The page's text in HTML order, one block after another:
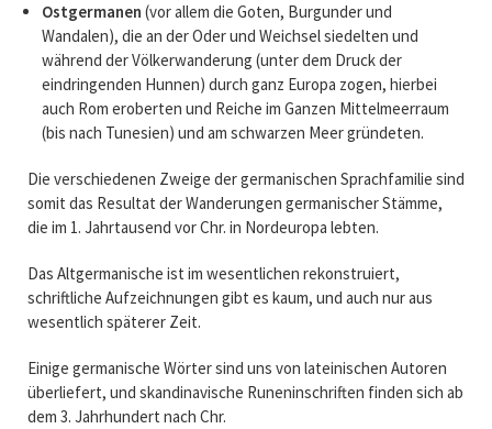
Ostgermanen (vor allem die Goten, Burgunder und
Wandalen), die an der Oder und Weichsel siedelten und
während der Völkerwanderung (unter dem Druck der
eindringenden Hunnen) durch ganz Europa zogen, hierbei
auch Rom eroberten und Reiche im Ganzen Mittelmeerraum
(bis nach Tunesien) und am schwarzen Meer gründeten.
Die verschiedenen Zweige der germanischen Sprachfamilie sind
somit das Resultat der Wanderungen germanischer Stämme,
die im 1. Jahrtausend vor Chr. in Nordeuropa lebten.
Das Altgermanische ist im wesentlichen rekonstruiert,
schriftliche Aufzeichnungen gibt es kaum, und auch nur aus
wesentlich späterer Zeit.
Einige germanische Wörter sind uns von lateinischen Autoren
überliefert, und skandinavische Runeninschriften finden sich ab
dem 3. Jahrhundert nach Chr.